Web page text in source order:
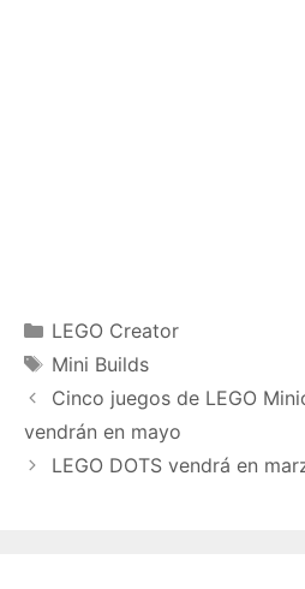
Categories
LEGO Creator
Tags
Mini Builds
Cinco juegos de LEGO
vendrán en mayo
LEGO DOTS vendrá en